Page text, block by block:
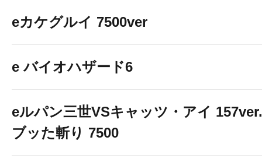
eカケグルイ 7500ver
e バイオハザード6
eルパン三世VSキャッツ・アイ
ブッた斬り 7500